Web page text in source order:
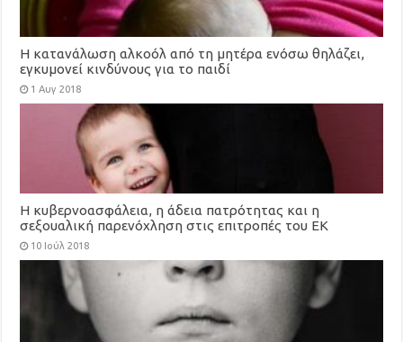
Η κατανάλωση αλκοόλ από τη μητέρα ενόσω θηλάζει,
εγκυμονεί κινδύνους για το παιδί
1 Αυγ 2018
Η κυβερνοασφάλεια, η άδεια πατρότητας και η
σεξουαλική παρενόχληση στις επιτροπές του ΕΚ
10 Ιούλ 2018